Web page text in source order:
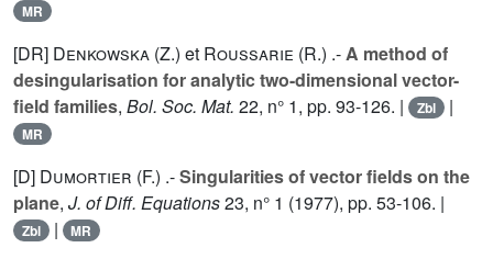
MR
[DR] Denkowska (Z.) et Roussarie (R.) .-A method of
desingularisation for analytic two-dimensional vector-
field families, Bol. Soc. Mat. 22, n° 1, pp. 93-126. | Zbl |
MR
[D] Dumortier (F.) .-Singularities of vector fields on the
plane, J. of Diff. Equations23, n° 1 (1977), pp. 53-106. |
Zbl | MR